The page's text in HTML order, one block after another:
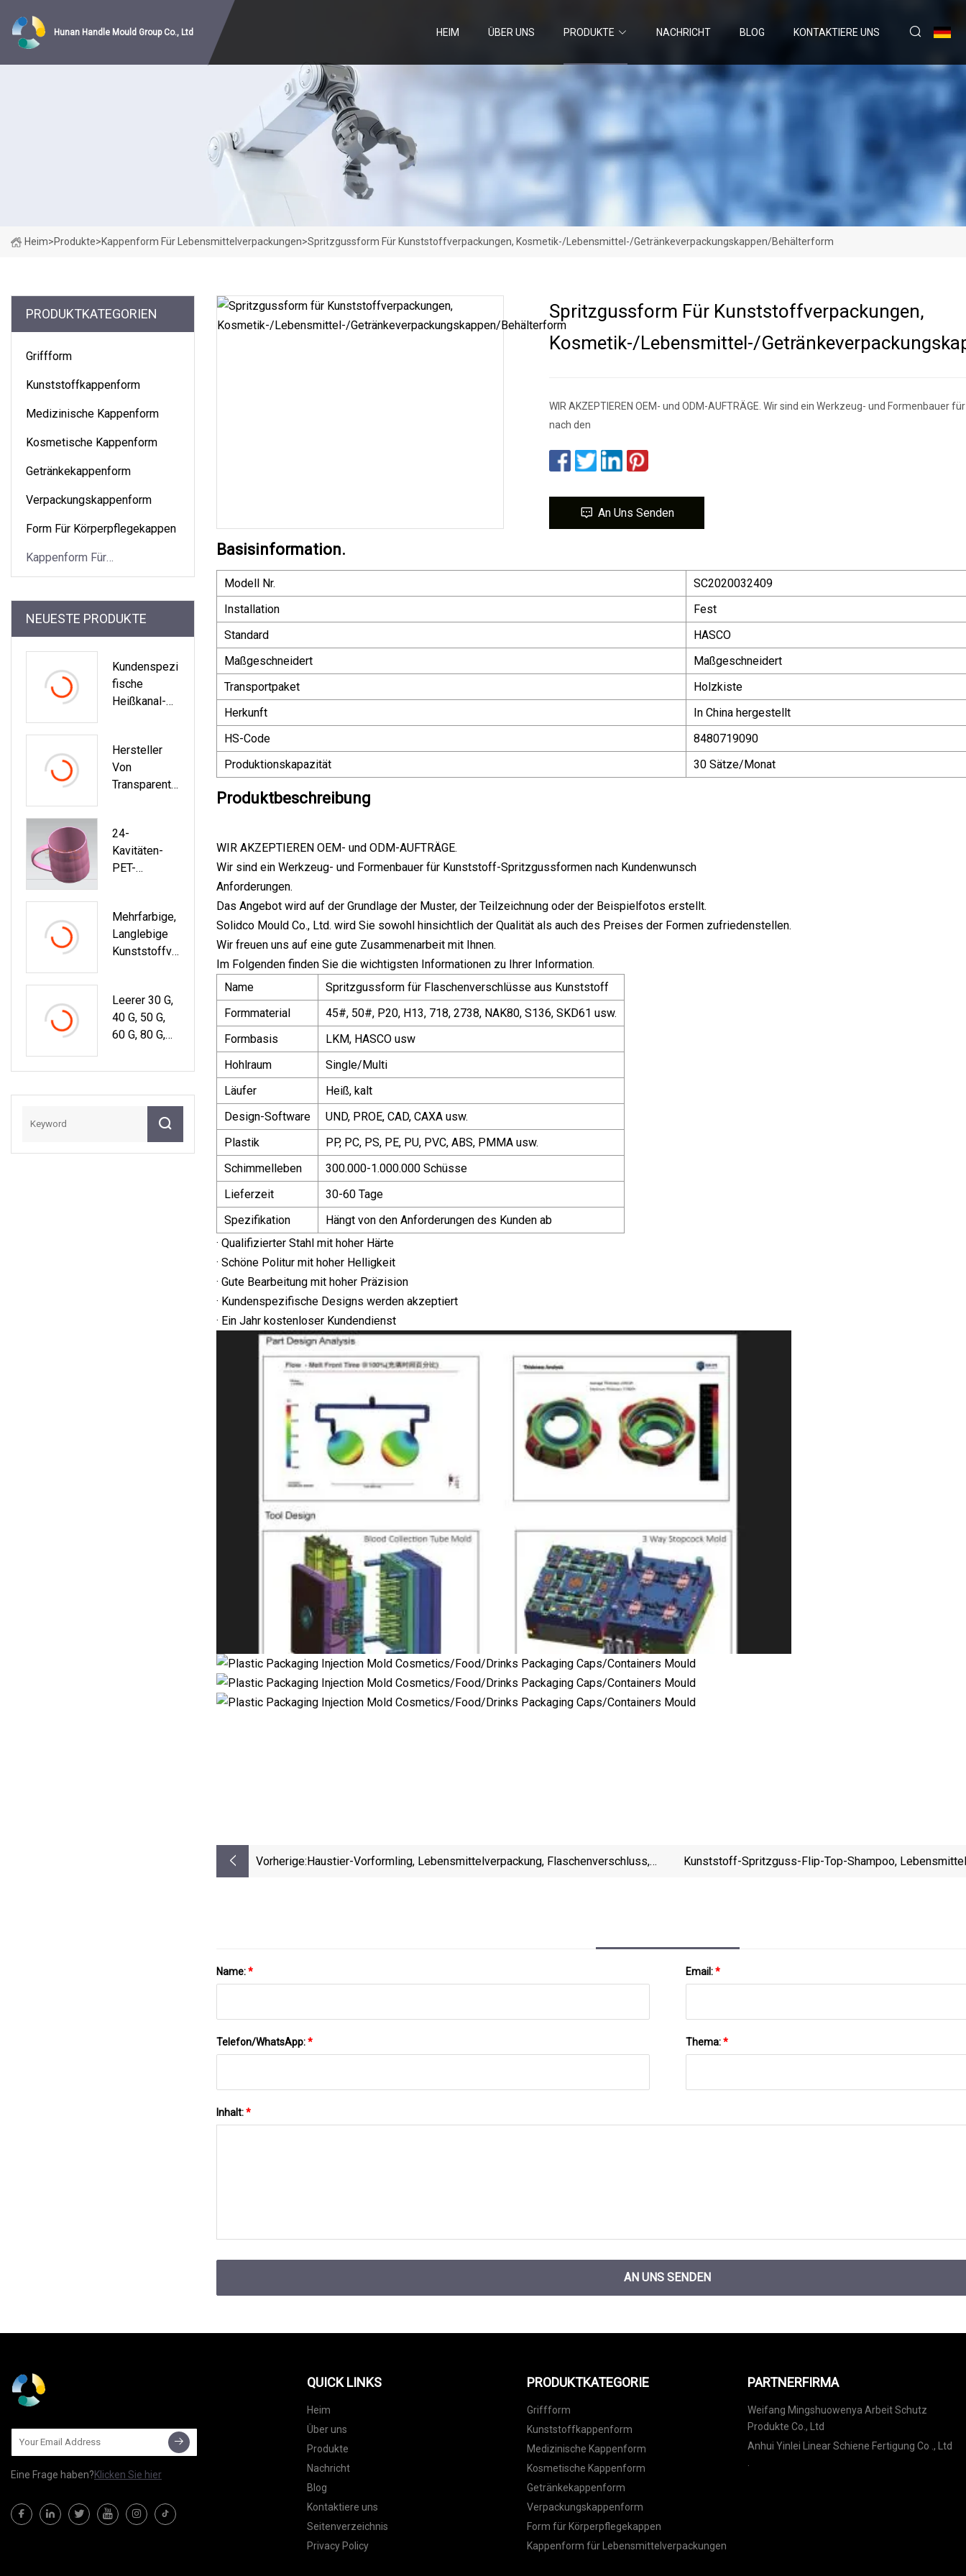
Hunan Handle Mould Group Co., Ltd HEIM ÜBER UNS PRODUKTE NACHRICHT BLOG KONTAKTIERE UNS
Heim>Produkte>Kappenform Für Lebensmittelverpackungen>Spritzgussform Für Kunststoffverpackungen, Kosmetik-/Lebensmittel-/Getränkeverpackungskappen/Behälterform
PRODUKTKATEGORIEN
Griffform
Kunststoffkappenform
Medizinische Kappenform
Kosmetische Kappenform
Getränkekappenform
Verpackungskappenform
Form Für Körperpflegekappen
Kappenform Für
Lebensmittelverpackungen
NEUESTE PRODUKTE
Kundenspezi
Fische
Heißkanal-
Kunststoffgri
Ff Für
Speiseölflas
Hersteller
Von
Transparente
Men Aus
Kunststoff
Mit Deckel
24-
Kavitäten-
PET-
Kunststoff-
Lebensmittel
Verpackunge
Mehrfarbige,
Langlebige
Kunststoffve
Plastikflasch
Engläser,
Weithalskap
Leerer 30 G,
40 G, 50 G,
60 G, 80 G,
150 G, 200 G,
Lebensmittel
Es
Spritzgussform Für Kunststoffverpackungen,
Kosmetik-/Lebensmittel-/
WIR AKZEPTIEREN OEM- und ODM-AUFTRÄGE. Wir sind ein Werkzeug- und
nach den
An Uns Senden
Basisinformation.
Modell Nr.
SC2020032409
Installation
Fest
Standard
HASCO
Maßgeschneidert
Maßgeschneidert
Transportpaket
Holzkiste
Herkunft
In China hergestellt
HS-Code
8480719090
Produktionskapazität
30 Sätze/Monat
Produktbeschreibung
WIR AKZEPTIEREN OEM- und ODM-AUFTRÄGE.
Wir sind ein Werkzeug- und Formenbauer für Kunststoff-Spritzgussformen nach Kundenwunsch
Anforderungen.
Das Angebot wird auf der Grundlage der Muster, der Teilzeichnung oder der Beispielfotos erstellt.
Solidco Mould Co., Ltd. wird Sie sowohl hinsichtlich der Qualität als auch des Preises der Formen zufriedenstellen.
Wir freuen uns auf eine gute Zusammenarbeit mit Ihnen.
Im Folgenden finden Sie die wichtigsten Informationen zu Ihrer Information.
Name
Spritzgussform für Flaschenverschlüsse aus Kunststoff
Formmaterial
45#, 50#, P20, H13, 718, 2738, NAK80, S136, SKD61 usw.
Formbasis
LKM, HASCO usw
Hohlraum
Single/Multi
Läufer
Heiß, kalt
Design-Software
UND, PROE, CAD, CAXA usw.
Plastik
PP, PC, PS, PE, PU, ​​PVC, ABS, PMMA usw.
Schimmelleben
300.000-1.000.000 Schüsse
Lieferzeit
30-60 Tage
Spezifikation
Hängt von den Anforderungen des Kunden ab
· Qualifizierter Stahl mit hoher Härte
· Schöne Politur mit hoher Helligkeit
· Gute Bearbeitung mit hoher Präzision
· Kundenspezifische Designs werden akzeptiert
· Ein Jahr kostenloser Kundendienst
Vorherige:Haustier-Vorformling, Lebensmittelverpackung, Flaschenverschluss,
Kunststoff-Spritzguss-Flip-Top-Shampoo,
Name:* Email:*
Telefon/WhatsApp:* Thema:*
Inhalt:*
AN UNS SENDEN
Eine Frage haben?Klicken Sie hier
QUICK LINKS
Heim
Über uns
Produkte
Nachricht
Blog
Kontaktiere uns
Seitenverzeichnis
Privacy Policy
PRODUKTKATEGORIE
Griffform
Kunststoffkappenform
Medizinische Kappenform
Kosmetische Kappenform
Getränkekappenform
Verpackungskappenform
Form für Körperpflegekappen
Kappenform für Lebensmittelverpackungen
PARTNERFIRMA
Weifang Mingshuowenya Arbeit Schutz
Produkte Co., Ltd
Anhui Yinlei Linear Schiene Fertigung Co ., Ltd